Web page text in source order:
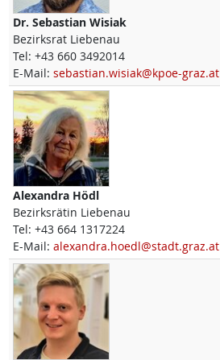
Dr. Sebastian Wisiak
Bezirksrat Liebenau
Tel: +43 660 3492014
E-Mail: sebastian.wisiak@kpoe-graz.at
Alexandra Hödl
Bezirksrätin Liebenau
Tel: +43 664 1317224
E-Mail: alexandra.hoedl@stadt.graz.at